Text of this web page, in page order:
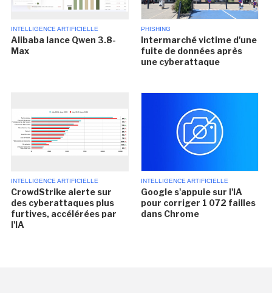
INTELLIGENCE ARTIFICIELLE
Alibaba lance Qwen 3.8-
Max
PHISHING
Intermarché victime d'une
fuite de données après
une cyberattaque
INTELLIGENCE ARTIFICIELLE
CrowdStrike alerte sur
des cyberattaques plus
furtives, accélérées par
l'IA
INTELLIGENCE ARTIFICIELLE
Google s'appuie sur l'IA
pour corriger 1 072 failles
dans Chrome